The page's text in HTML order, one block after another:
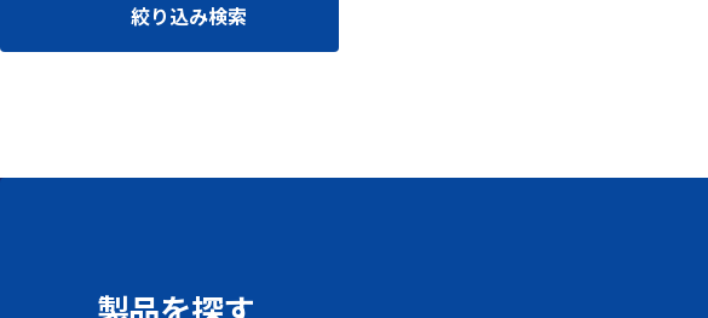
絞り込み検索
製品を探す